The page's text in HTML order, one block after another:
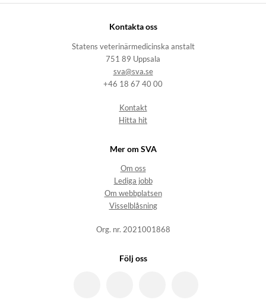
Kontakta oss
Statens veterinärmedicinska anstalt
751 89 Uppsala
sva@sva.se
+46 18 67 40 00
Kontakt
Hitta hit
Mer om SVA
Om oss
Lediga jobb
Om webbplatsen
Visselblåsning
Org. nr. 2021001868
Följ oss